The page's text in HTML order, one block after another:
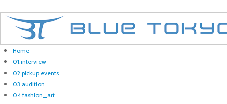
Home
01.interview
02.pickup events
03.audition
04.fashion_art